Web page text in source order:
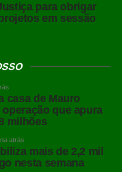
para obrigar
em sessão
casa de Mauro
que apura
milhões
atrás
mais de 2,2 mil
nesta semana